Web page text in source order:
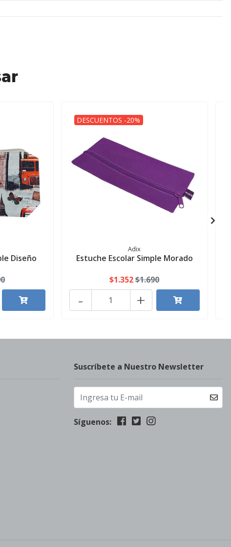
Diseño
DESCUENTOS -20%
Adix
Estuche Escolar Simple Morado
$1.352$1.690
+
-
Suscríbete a Nuestro Newsletter
Síguenos: